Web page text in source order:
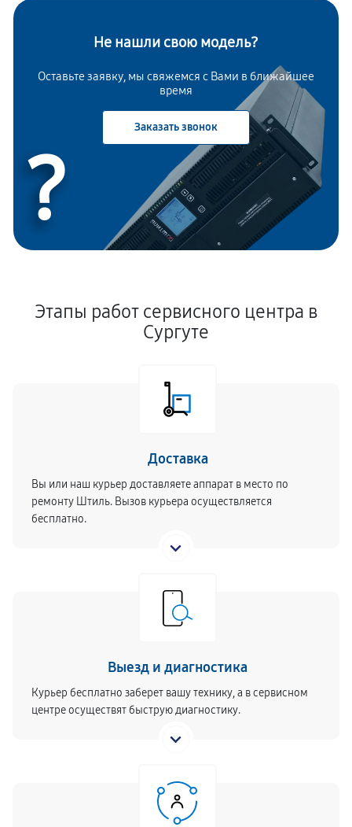
Не нашли свою модель?
Оставьте заявку, мы свяжемся с Вами в ближайшее
время
Заказать звонок
?
Этапы работ сервисного центра в
Сургуте
Доставка
Вы или наш курьер доставляете аппарат в место по
ремонту Штиль. Вызов курьера осуществляется
бесплатно.
Выезд и диагностика
Курьер бесплатно заберет вашу технику, а в сервисном
центре осуществят быструю диагностику.